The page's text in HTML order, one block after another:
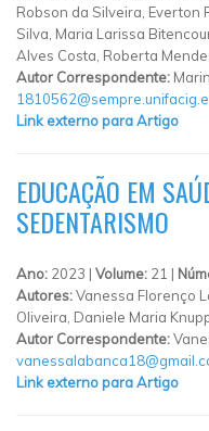
Robson da Silveira, Everton
Silva, Maria Larissa
Alves Costa, Roberta
Autor Correspondente:
Link externo para Artigo
EDUCAÇÃO EM
SEDENTARISMO
Ano: 2023 | Volume: 21 |
Autores:Vanessa Florenço
Oliveira, Daniele Maria
Autor Correspondente:
Link externo para Artigo